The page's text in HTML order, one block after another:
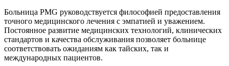
Больница PMG руководствуется философией предоставления
точного медицинского лечения с эмпатией и уважением.
Постоянное развитие медицинских технологий, клинических
стандартов и качества обслуживания позволяет больнице
соответствовать ожиданиям как тайских, так и
международных пациентов.